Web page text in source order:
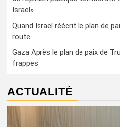
Israël»
Quand Israël réécrit le plan de
route
Gaza Après le plan de paix de
frappes
ACTUALITÉ